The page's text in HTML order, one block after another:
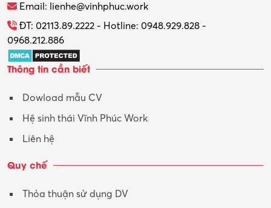
Tổ chức sự kiện – Quà tặng
Trợ lý
Tư vấn
Tư vấn – Kiến trúc
Email: lienhe@vinhphuc.work
ĐT: 02113.89.2222 - Hotline: 0948.929.828 -
0968.212.886
Thông tin cần biết
Dowload mẫu CV
Hệ sinh thái Vĩnh Phúc Work
Liên hệ
Quy chế
Thỏa thuận sử dụng DV